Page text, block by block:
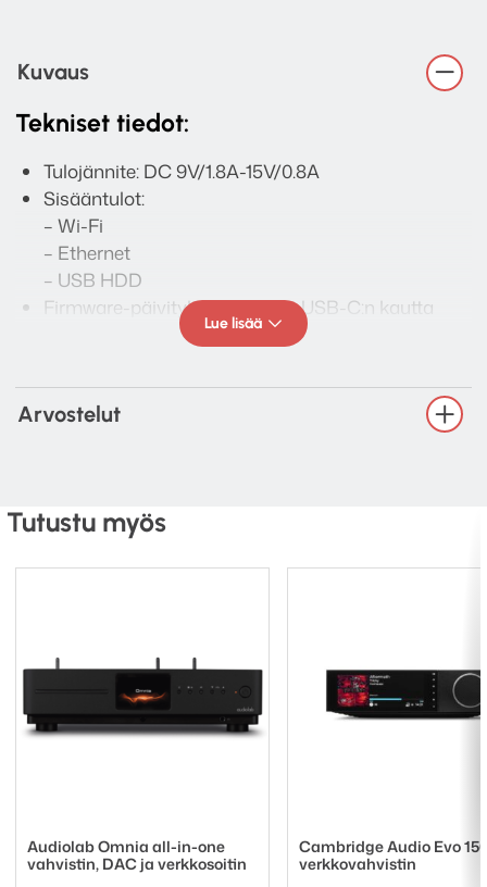
Kuvaus
Tekniset tiedot:
Tulojännite: DC 9V/1.8A-15V/0.8A
Sisääntulot:
– Wi-Fi
– Ethernet
– USB HDD
Firmware-päivitykset OTA:n ja USB-C:n kautta
– PCM384
– DSD256
– SPDIF (koaksiaali)
Lue lisää
Arvostelut
Tutustu myös
Audiolab Omnia all-in-one
vahvistin, DAC ja verkkosoitin
Cambridge Audio Evo
verkkovahvistin